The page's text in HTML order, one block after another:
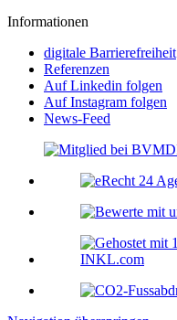
Informationen
digitale Barrierefreiheit
Referenzen
Auf Linkedin folgen
Auf Instagram folgen
News-Feed